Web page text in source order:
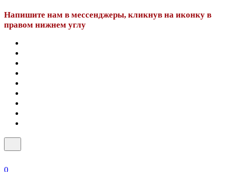
Напишите нам в мессенджеры, кликнув на иконку в
правом нижнем углу
0